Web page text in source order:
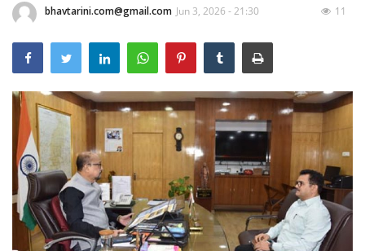
हमारे बारे मेंं
देश
दुनिया
मध्य प्रदेश
छत्तीसगढ़
bhavtarini.com@gmail.com Jun 3, 2026 - 21:30 11